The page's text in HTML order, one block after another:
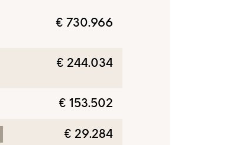
€ 730.966
€ 244.034
€ 153.502
€ 29.284